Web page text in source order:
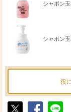
シャボン
シャボン
役